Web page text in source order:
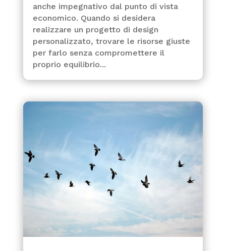
anche impegnativo dal punto di vista
economico. Quando si desidera
realizzare un progetto di design
personalizzato, trovare le risorse giuste
per farlo senza compromettere il
proprio equilibrio...